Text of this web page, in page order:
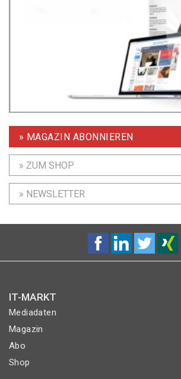
» MAGAZIN ABONNIEREN
» ZUM SHOP
» NEWSLETTER
IT-MARKT
Mediadaten
Magazin
Abo
Shop